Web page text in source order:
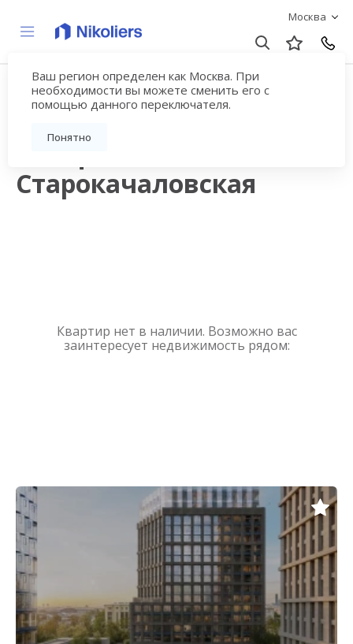
Москва
Ваш регион определен как Москва. При
необходимости вы можете сменить его с
помощью данного переключателя.
Понятно
Купить квартиру
новостройку у метро
Старокачаловская
Квартир нет в наличии. Возможно вас
заинтересует недвижимость рядом: